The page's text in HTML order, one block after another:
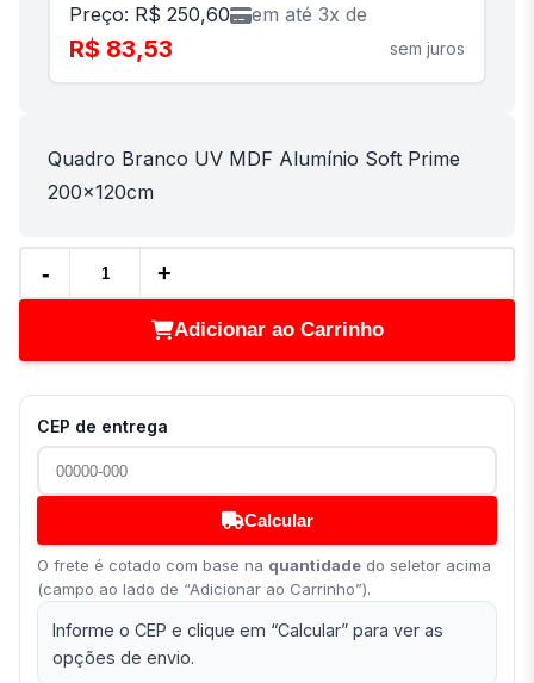
Preço: R$ 250,60 em até 3x de
R$ 83,53 sem juros
Quadro Branco UV MDF Alumínio Soft Prime
200x120cm
- +
Adicionar ao Carrinho
CEP de entrega
Calcular
O frete é cotado com base na quantidade do seletor acima
(campo ao lado de “Adicionar ao Carrinho”).
Informe o CEP e clique em “Calcular” para ver as
opções de envio.